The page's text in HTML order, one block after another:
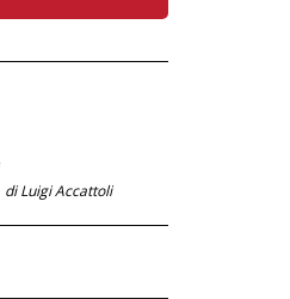
di Luigi Accattoli